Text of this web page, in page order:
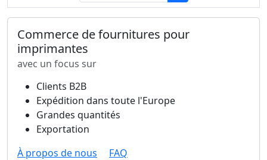
Commerce de fournitures pour
imprimantes
avec un focus sur
Clients B2B
Expédition dans toute l'Europe
Grandes quantités
Exportation
À propos de nous
FAQ